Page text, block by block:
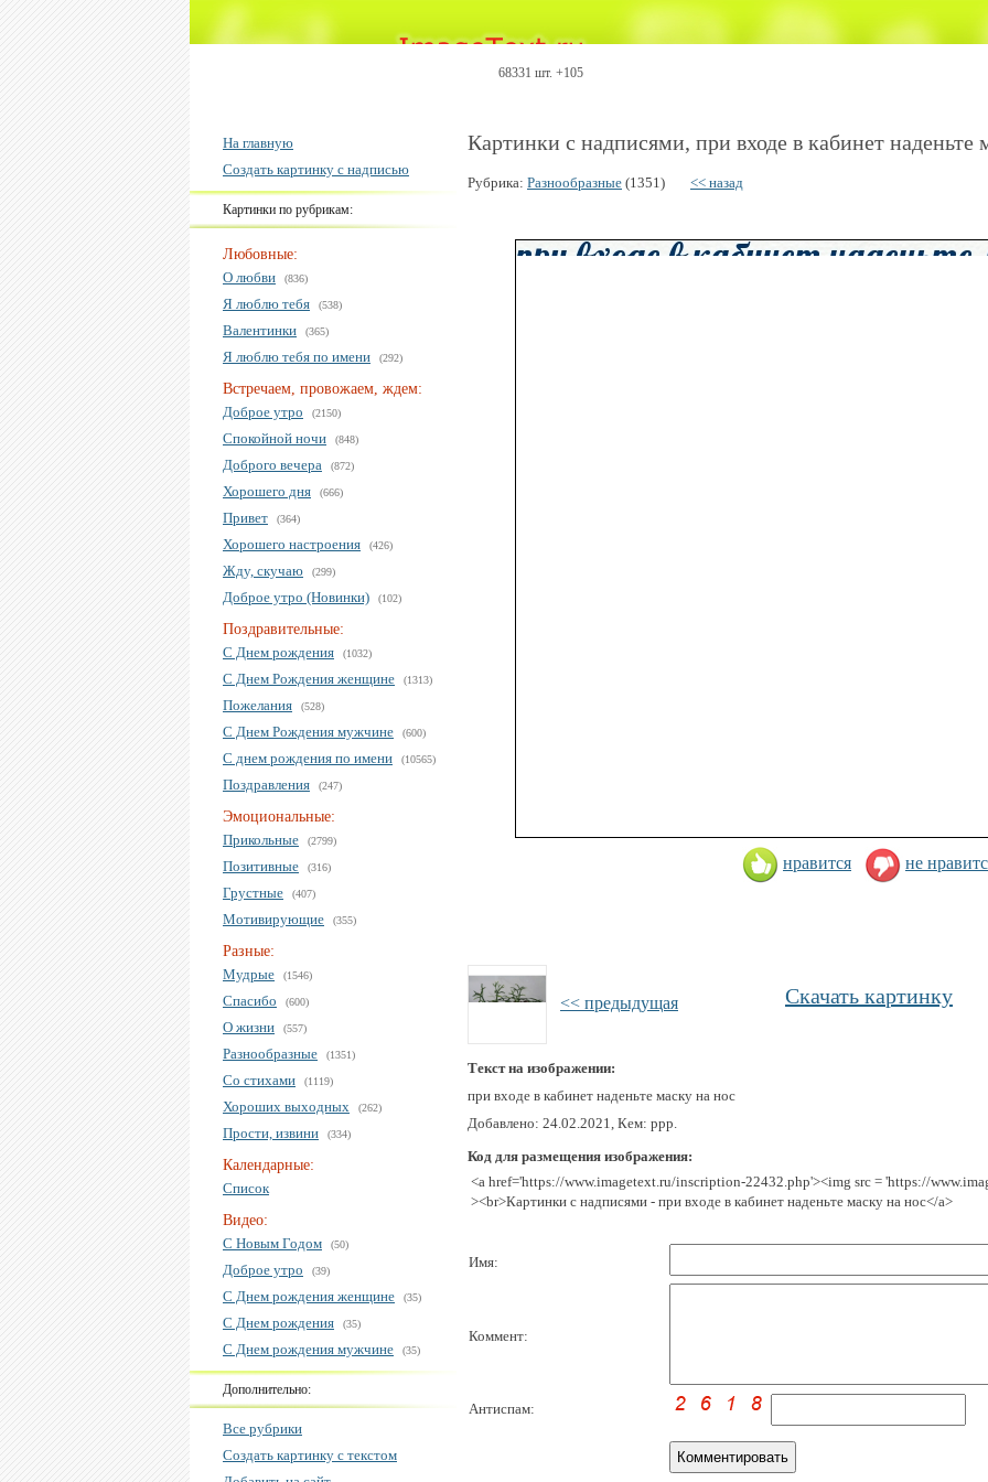
68331 шт. +105
На главную
Создать картинку с надписью
Картинки по рубрикам:
Любовные:
О любви
(836)
Я люблю тебя (538)
Валентинки (365)
Я люблю тебя по имени (292)
Встречаем, провожаем, ждем:
Доброе утро
(2150)
Спокойной ночи (848)
Доброго вечера (872)
Хорошего дня (666)
Привет (364)
Хорошего настроения (426)
Жду, скучаю (299)
Доброе утро (Новинки) (102)
Поздравительные:
С Днем рождения
(1032)
С Днем Рождения женщине (1313)
Пожелания (528)
С Днем Рождения мужчине (600)
С днем рождения по имени (10565)
Поздравления (247)
Эмоциональные:
Прикольные
(2799)
Позитивные (316)
Грустные (407)
Мотивирующие (355)
Разные:
Мудрые
(1546)
Спасибо (600)
О жизни (557)
Разнообразные (1351)
Со стихами (1119)
Хороших выходных (262)
Прости, извини (334)
Календарные:
Список
Видео:
С Новым Годом
(50)
Доброе утро (39)
С Днем рождения женщине (35)
С Днем рождения (35)
С Днем рождения мужчине (35)
Дополнительно:
Все рубрики
Создать картинку с текстом
Картинки с надписями, при входе в кабинет наденьте
Рубрика: Разнообразные (1351) << назад
нравится не
<< предыдущая Скачать картинку
Текст на изображении:
при входе в кабинет наденьте маску на нос
Добавлено: 24.02.2021, Кем: ррр.
Код для размещения изображения:
<a href='https://www.imagetext.ru/inscription-22432.php'><img src = 'https://
><br>Картинки с надписями - при входе в кабинет наденьте маску на нос</a>
Имя:
Коммент:
Антиспам: